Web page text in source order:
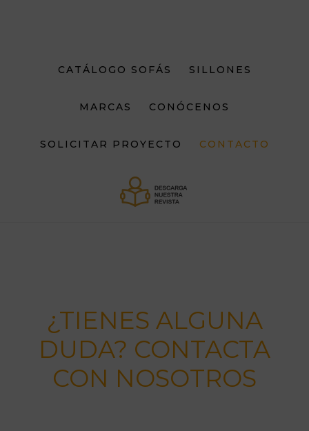
CATÁLOGO SOFÁS SILLONES
MARCAS CONÓCENOS
SOLICITAR PROYECTO CONTACTO
¿TIENES ALGUNA
DUDA? CONTACTA
CON NOSOTROS